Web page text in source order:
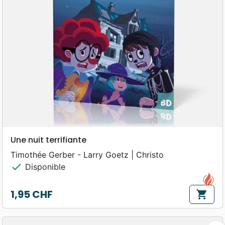
Une nuit terrifiante
Timothée Gerber - Larry Goetz | Christo
check Disponible
Prix
1,95 CHF shopping_cart